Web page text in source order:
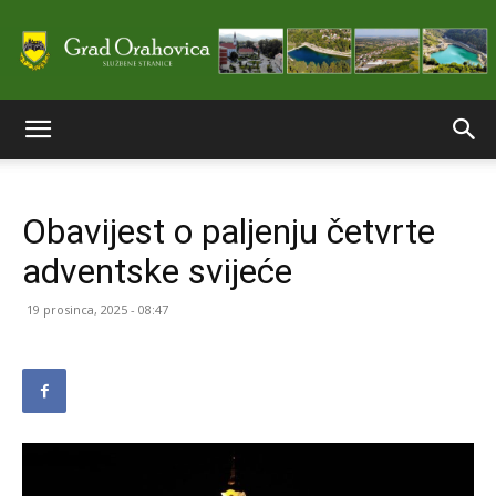
stranice
Obavijest o paljenju četvrte
adventske svijeće
19 prosinca, 2025 - 08:47